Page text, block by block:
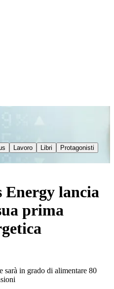
Lavoro Libri
Protagonisti
Energy lancia
prima
sarà in grado di alimentare 80